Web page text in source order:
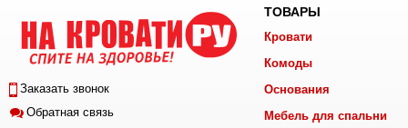
Заказать звонок
Обратная связь
ТОВАРЫ
Кровати
Комоды
Основания
Мебель для спальни